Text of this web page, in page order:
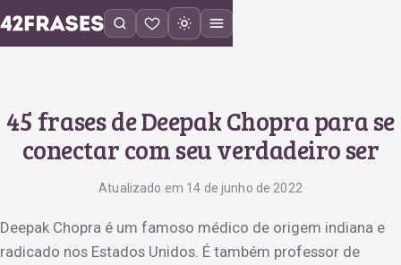
45 frases de Deepak Chopra para se
conectar com seu verdadeiro ser
Atualizado em 14 de junho de 2022
Deepak Chopra é um famoso médico de origem indiana e
radicado nos Estados Unidos. É também professor de